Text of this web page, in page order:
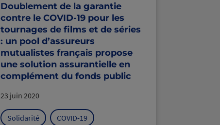
Doublement de la garantie
contre le COVID-19 pour les
tournages de films et de séries
: un pool d’assureurs
mutualistes français propose
une solution assurantielle en
complément du fonds public
23 juin 2020
Solidarité COVID-19